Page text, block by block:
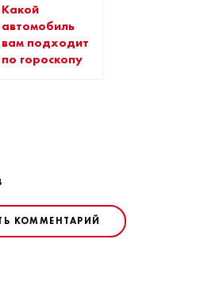
Какой
автомобиль
вам подходит
по гороскопу
КОММЕНТАРИЙ